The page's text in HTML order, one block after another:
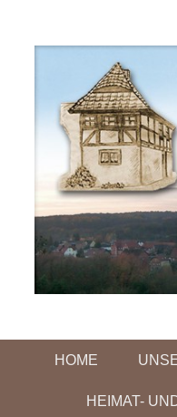
Menu
to content
HOME
HEIMAT-